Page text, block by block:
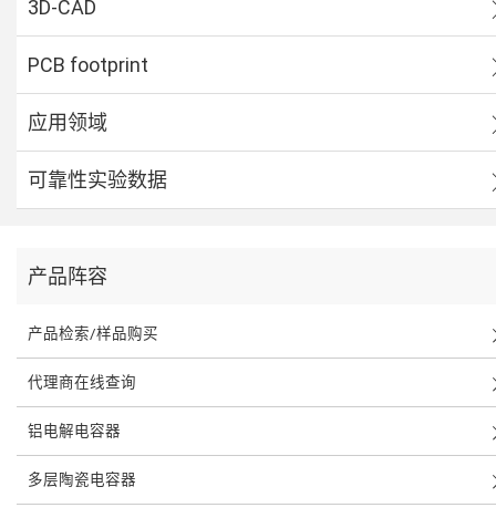
3D-CAD
PCB footprint
应用领域
可靠性实验数据
产品阵容
产品检索/样品购买
代理商在线查询
铝电解电容器
多层陶瓷电容器